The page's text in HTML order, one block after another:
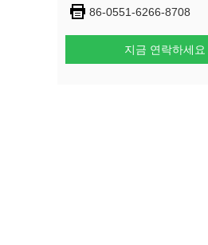
86-0551-6266-8708
지금 연락하세요